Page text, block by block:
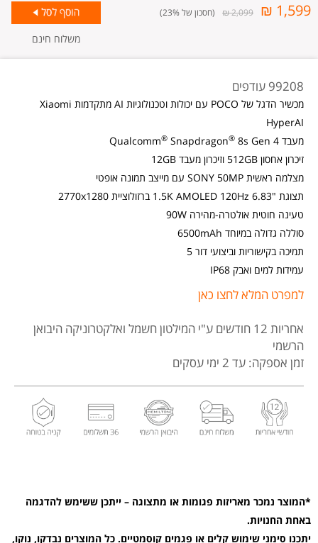
1,599 ₪
2,099 ₪ (חסכון של 23%)
משלוח חינם
99208 עודפים
מכשיר הדגל של POCO עם יכולות וטכנולוגיות AI מתקדמות Xiaomi
HyperAI
מעבד Qualcomm
® Snapdragon® 8s Gen 4
זיכרון אחסון 512GB וזיכרון מעבד 12GB
מצלמה ראשית SONY 50MP עם מייצב תמונה אופטי
תצוגת "1.5K AMOLED 120Hz 6.83 ברזולוציית 2770x1280
טעינה חוטית אולטרה-מהירה 90W
סוללה גדולה במיוחד 6500mAh
תמיכה בקישוריות וביצועי דור 5
עמידות למים ואבק IP68
למפרט המלא לחצו כאן
אחריות 12 חודשים
ע"י המילטון חשמל ואלקטרוניקה היבואן
הרשמי
זמן אספקה: עד 2 ימי עסקים
*המוצר נמכר מאריזות פגומות או מתצוגה – ייתכן ששימש להדגמה
באחת החנויות.
יתכנו סימני שימוש קלים או פגמים קוסמטיים. כל המוצרים נבדקו, נוקו,